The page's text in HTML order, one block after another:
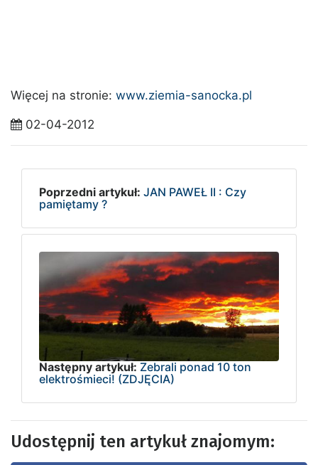
Więcej na stronie: www.ziemia-sanocka.pl
02-04-2012
Poprzedni artykuł: JAN PAWEŁ II : Czy
pamiętamy ?
Następny artykuł: Zebrali ponad 10 ton
elektrośmieci! (ZDJĘCIA)
Udostępnij ten artykuł znajomym: